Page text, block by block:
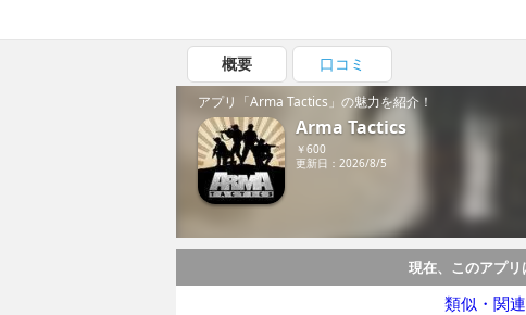
概要 口コミ
アプリ「Arma Tactics」の魅力を紹介！
Arma Tactics
￥600
更新日：2026/8/5
現在、このアプリ
類似・関